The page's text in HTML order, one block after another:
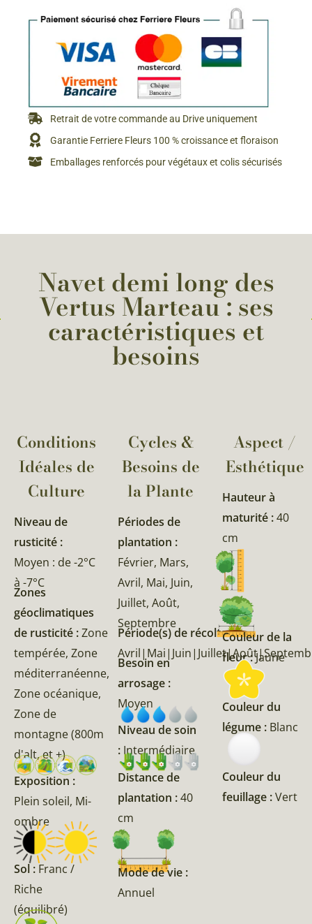
Retrait de votre commande au Drive uniquement
Garantie Ferriere Fleurs 100 % croissance et floraison
Emballages renforcés pour végétaux et colis sécurisés
Navet demi long des
Vertus Marteau : ses
caractéristiques et
besoins
Conditions
Idéales de
Culture
Niveau de
rusticité :
Moyen : de -2°C
à -7°C
Zones
géoclimatiques
de rusticité :Zone
tempérée, Zone
méditerranéenne,
Zone océanique,
Zone de
montagne (800m
d'alt, et +)
Exposition :
Plein soleil, Mi-
ombre
Sol : Franc /
Riche
(équilibré)
Cycles &
Besoins de
la Plante​
Périodes de
plantation :
Février, Mars,
Avril, Mai, Juin,
Juillet, Août,
Septembre
Période(s) de récolte :
Besoin en
arrosage :
Moyen
Niveau de soin
: Intermédiaire
Distance de
plantation :40
cm
Mode de vie :
Annuel
Aspect /
Esthétique
Hauteur à
maturité :40
cm
Couleur de la
fleur :Jaune
Couleur du
légume : Blanc
Couleur du
feuillage :Vert